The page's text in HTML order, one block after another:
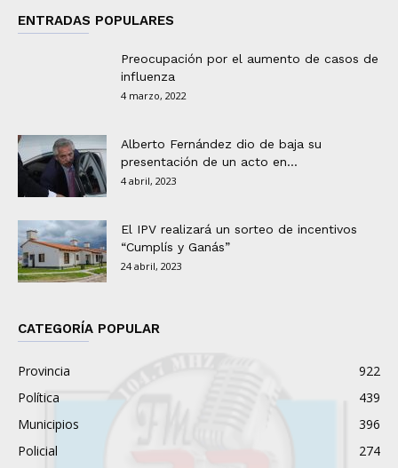
ENTRADAS POPULARES
Preocupación por el aumento de casos de
influenza
4 marzo, 2022
Alberto Fernández dio de baja su
presentación de un acto en...
4 abril, 2023
El IPV realizará un sorteo de incentivos
“Cumplís y Ganás”
24 abril, 2023
CATEGORÍA POPULAR
Provincia
922
Política
439
Municipios
396
Policial
274